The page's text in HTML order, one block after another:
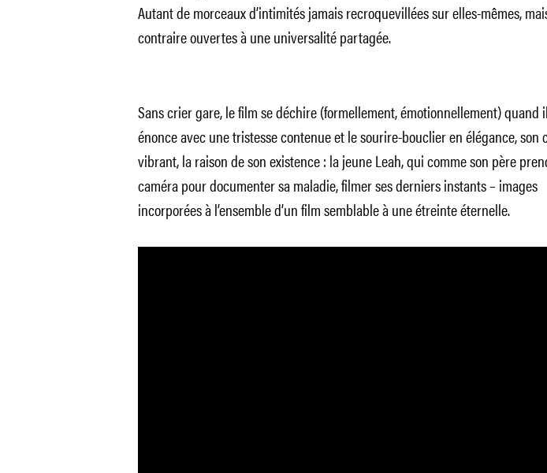
Autant de morceaux d’intimités jamais recroquevillées sur elles-mêmes,
contraire ouvertes à une universalité partagée.
Sans crier gare, le film se déchire (formellement, émotionnellement) quand il
énonce avec une tristesse contenue et le sourire-bouclier en élégance,
vibrant, la raison de son existence : la jeune Leah, qui comme son père
caméra pour documenter sa maladie, filmer ses derniers instants – images
incorporées à l’ensemble d’un film semblable à une étreinte éternelle.